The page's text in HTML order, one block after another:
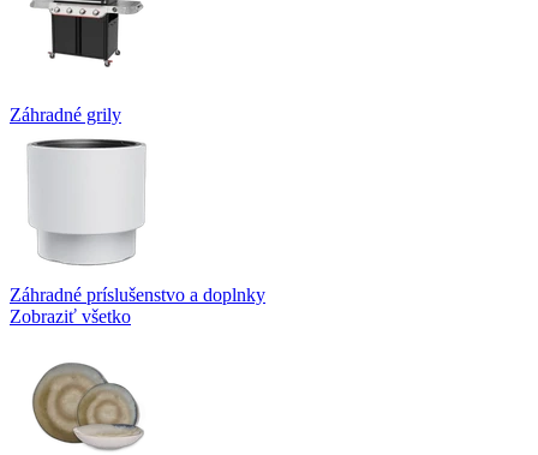
Záhradné grily
Záhradné príslušenstvo a doplnky
Zobraziť všetko